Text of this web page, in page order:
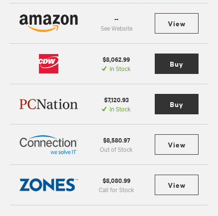
--
See Website View
$8,062.99
In Stock Buy
$7,120.93
In Stock Buy
$8,580.97
Out of Stock View
$8,080.99
Call for Stock View